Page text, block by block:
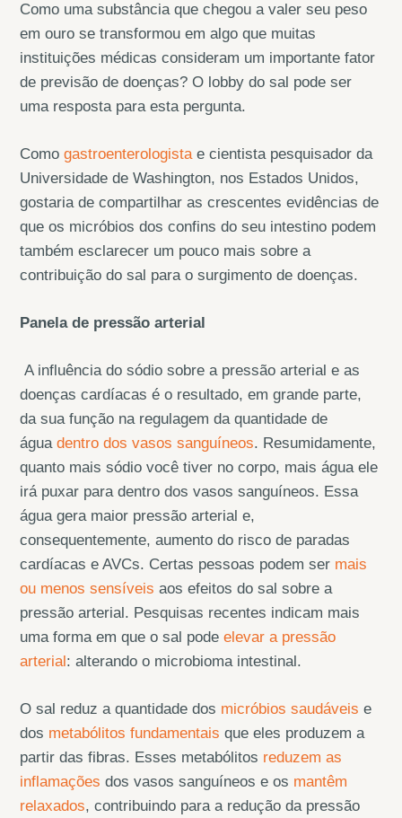
Como uma substância que chegou a valer seu peso
em ouro se transformou em algo que muitas
instituições médicas consideram um importante fator
de previsão de doenças? O lobby do sal pode ser
uma resposta para esta pergunta.
Comogastroenterologistae cientista pesquisador da
Universidade de Washington, nos Estados Unidos,
gostaria de compartilhar as crescentes evidências de
que os micróbios dos confins do seu intestino podem
também esclarecer um pouco mais sobre a
contribuição do sal para o surgimento de doenças.
Panela de pressão arterial
A influência do sódio sobre a pressão arterial e as
doenças cardíacas é o resultado, em grande parte,
da sua função na regulagem da quantidade de
águadentro dos vasos sanguíneos. Resumidamente,
quanto mais sódio você tiver no corpo, mais água ele
irá puxar para dentro dos vasos sanguíneos. Essa
água gera maior pressão arterial e,
consequentemente, aumento do risco de paradas
cardíacas e AVCs. Certas pessoas podem ser mais
ou menos sensíveis aos efeitos do sal sobre a
pressão arterial. Pesquisas recentes indicam mais
uma forma em que o sal podeelevar a pressão
arterial: alterando o microbioma intestinal.
O sal reduz a quantidade dos micróbios saudáveis e
dos metabólitos fundamentais que eles produzem a
partir das fibras. Esses metabólitos reduzem as
inflamaçõesdos vasos sanguíneos e os mantêm
relaxados, contribuindo para a redução da pressão